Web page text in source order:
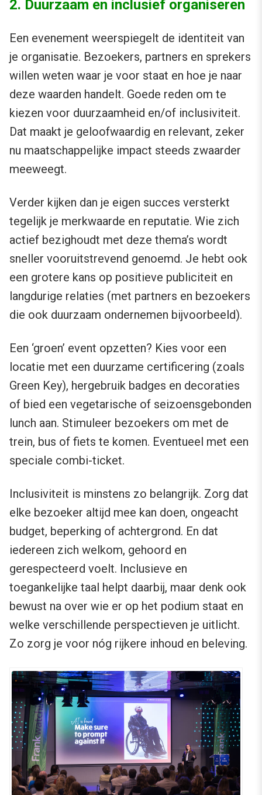
2. Duurzaam en inclusief organiseren
Een evenement weerspiegelt de identiteit van
je organisatie. Bezoekers, partners en sprekers
willen weten waar je voor staat en hoe je naar
deze waarden handelt. Goede reden om te
kiezen voor duurzaamheid en/of inclusiviteit.
Dat maakt je geloofwaardig en relevant, zeker
nu maatschappelijke impact steeds zwaarder
meeweegt.
Verder kijken dan je eigen succes versterkt
tegelijk je merkwaarde en reputatie. Wie zich
actief bezighoudt met deze thema’s wordt
sneller vooruitstrevend genoemd. Je hebt ook
een grotere kans op positieve publiciteit en
langdurige relaties (met partners en bezoekers
die ook duurzaam ondernemen bijvoorbeeld).
Een ‘groen’ event opzetten? Kies voor een
locatie met een duurzame certificering (zoals
Green Key), hergebruik badges en decoraties
of bied een vegetarische of seizoensgebonden
lunch aan. Stimuleer bezoekers om met de
trein, bus of fiets te komen. Eventueel met een
speciale combi-ticket.
Inclusiviteit is minstens zo belangrijk. Zorg dat
elke bezoeker altijd mee kan doen, ongeacht
budget, beperking of achtergrond. En dat
iedereen zich welkom, gehoord en
gerespecteerd voelt. Inclusieve en
toegankelijke taal helpt daarbij, maar denk ook
bewust na over wie er op het podium staat en
welke verschillende perspectieven je uitlicht.
Zo zorg je voor nóg rijkere inhoud en beleving.